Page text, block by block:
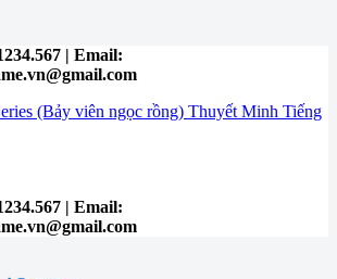
| Email:
(Bảy viên ngọc rồng) Thuyết Minh Tiếng
| Email: